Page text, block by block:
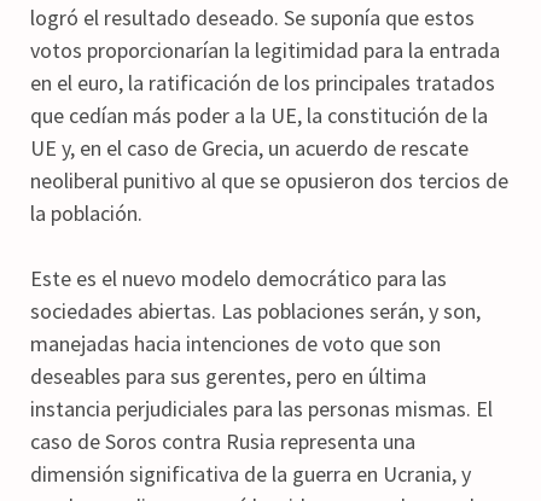
logró el resultado deseado. Se suponía que estos
votos proporcionarían la legitimidad para la entrada
en el euro, la ratificación de los principales tratados
que cedían más poder a la UE, la constitución de la
UE y, en el caso de Grecia, un acuerdo de rescate
neoliberal punitivo al que se opusieron dos tercios de
la población.
Este es el nuevo modelo democrático para las
sociedades abiertas. Las poblaciones serán, y son,
manejadas hacia intenciones de voto que son
deseables para sus gerentes, pero en última
instancia perjudiciales para las personas mismas. El
caso de Soros contra Rusia representa una
dimensión significativa de la guerra en Ucrania, y